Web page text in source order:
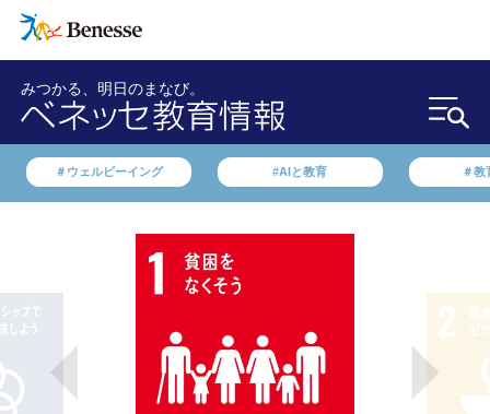
みつかる、明日のまなび。
＃ウェルビーイング #AIと教育 ＃教